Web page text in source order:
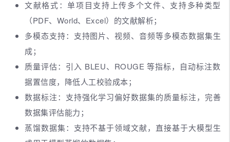
文献格式：单项目支持上传多个文件、支持多种类型
（PDF、World、Excel）的文献解析；
多模态支持：支持图片、视频、音频等多模态数据集生
成；
质量评估：引入 BLEU、ROUGE 等指标，自动标注数
据置信度，降低人工校验成本；
数据标注：支持强化学习偏好数据集的质量标注，完善
数据集评估能力；
蒸馏数据集：支持不基于领域文献，直接基于大模型生